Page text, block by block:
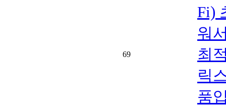
69
Fi)
워
최
릭
품